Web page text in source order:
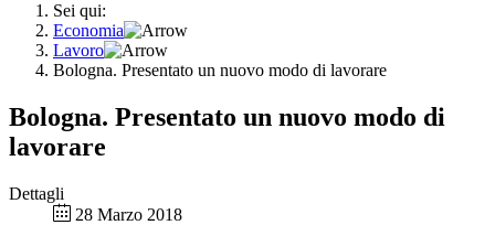
Sei qui:
Economia
Lavoro
Bologna. Presentato un nuovo modo di lavorare
Bologna. Presentato un nuovo modo di
lavorare
Dettagli
28 Marzo 2018